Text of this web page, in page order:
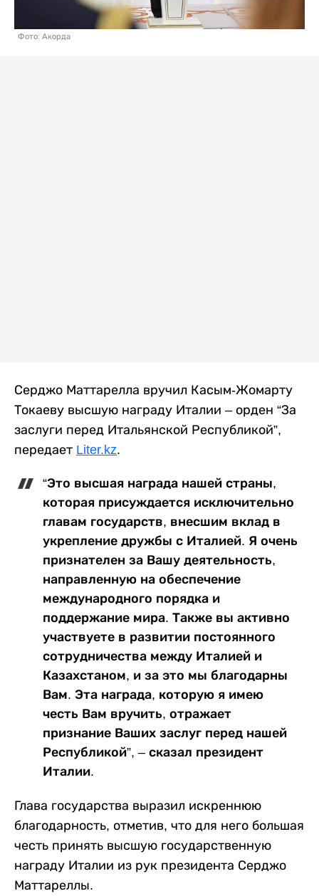
Фото: Акорда
Серджо Маттарелла вручил Касым-Жомарту
Токаеву высшую награду Италии – орден “За
заслуги перед Итальянской Республикой”,
передает Liter.kz.
“Это высшая награда нашей страны,
которая присуждается исключительно
главам государств, внесшим вклад в
укрепление дружбы с Италией. Я очень
признателен за Вашу деятельность,
направленную на обеспечение
международного порядка и
поддержание мира. Также вы активно
участвуете в развитии постоянного
сотрудничества между Италией и
Казахстаном, и за это мы благодарны
Вам. Эта награда, которую я имею
честь Вам вручить, отражает
признание Ваших заслуг перед нашей
Республикой”, – сказал президент
Италии.
Глава государства выразил искреннюю
благодарность, отметив, что для него большая
честь принять высшую государственную
награду Италии из рук президента Серджо
Маттареллы.